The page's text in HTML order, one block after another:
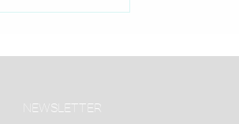
NEWSLETTER